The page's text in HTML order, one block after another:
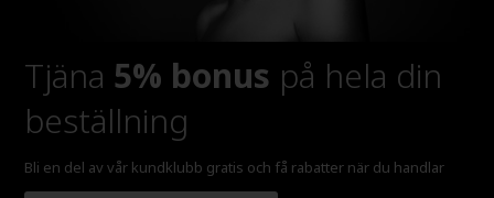
Tjäna 5% bonus på hela din
beställning
Bli en del av vår kundklubb gratis och få rabatter när du handlar